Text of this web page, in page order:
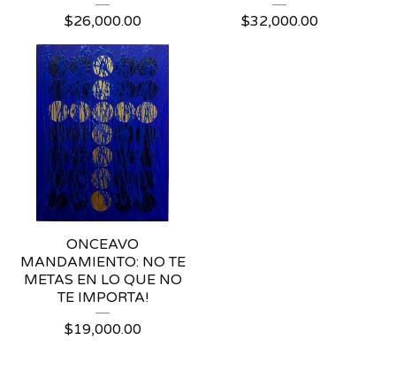
$26,000.00
$32,000.00
ONCEAVO
MANDAMIENTO: NO TE
METAS EN LO QUE NO
TE IMPORTA!
$19,000.00